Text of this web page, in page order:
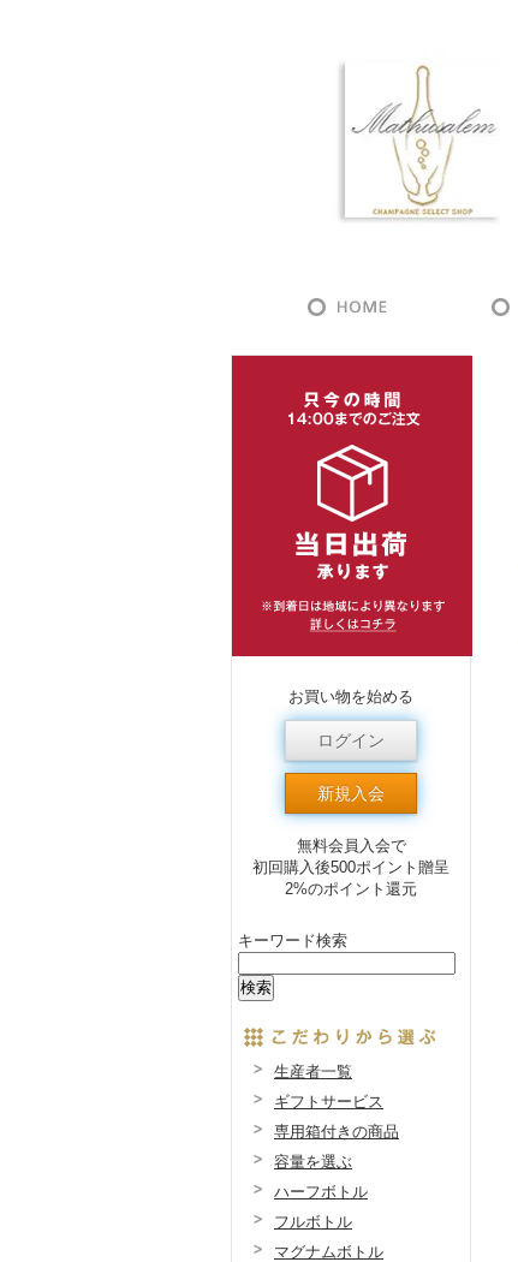
お買い物を始める
ログイン
新規入会
無料会員入会で
初回購入後500ポイント贈呈
2%のポイント還元
キーワード検索
生産者一覧
ギフトサービス
専用箱付きの商品
容量を選ぶ
ハーフボトル
フルボトル
マグナムボトル